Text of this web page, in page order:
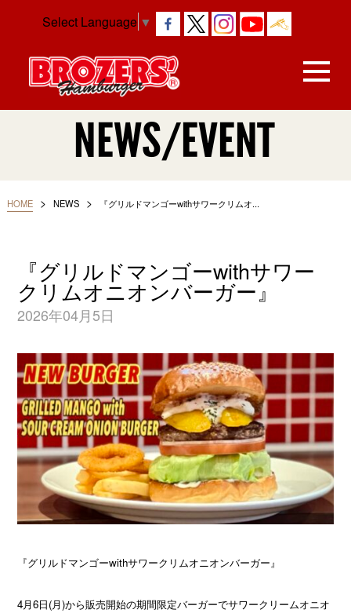
Select Language ▼
NEWS/EVENT
HOME > NEWS > 『グリルドマンゴーwithサワークリムオ...
『グリルドマンゴーwithサワー
クリムオニオンバーガー』
2026年04月5日
『グリルドマンゴーwithサワークリムオニオンバーガー』
4月6日(月)から販売開始の期間限定バーガーでサワークリームオニオ